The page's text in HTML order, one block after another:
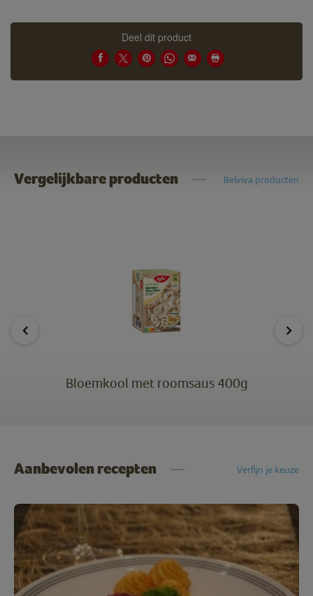
Deel dit product
Vergelijkbare producten Belviva producten
Bloemkool met roomsaus 400g
Aanbevolen recepten Verfijn je keuze